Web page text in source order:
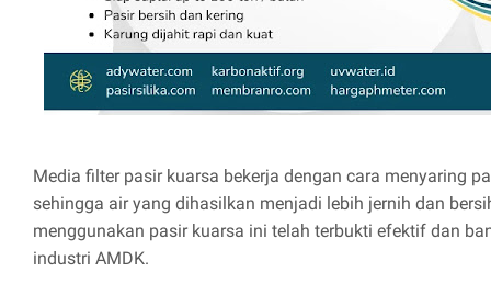
Media filter pasir kuarsa bekerja dengan cara menyaring
sehingga air yang dihasilkan menjadi lebih jernih dan
menggunakan pasir kuarsa ini telah terbukti efektif dan
industri AMDK.